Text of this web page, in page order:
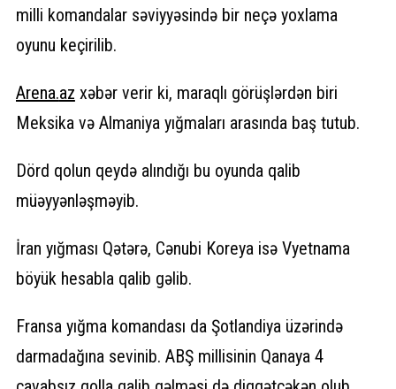
milli komandalar səviyyəsində bir neçə yoxlama
oyunu keçirilib.
Arena.az xəbər verir ki, maraqlı görüşlərdən biri
Meksika və Almaniya yığmaları arasında baş tutub.
Dörd qolun qeydə alındığı bu oyunda qalib
müəyyənləşməyib.
İran yığması Qətərə, Cənubi Koreya isə Vyetnama
böyük hesabla qalib gəlib.
Fransa yığma komandası da Şotlandiya üzərində
darmadağına sevinib. ABŞ millisinin Qanaya 4